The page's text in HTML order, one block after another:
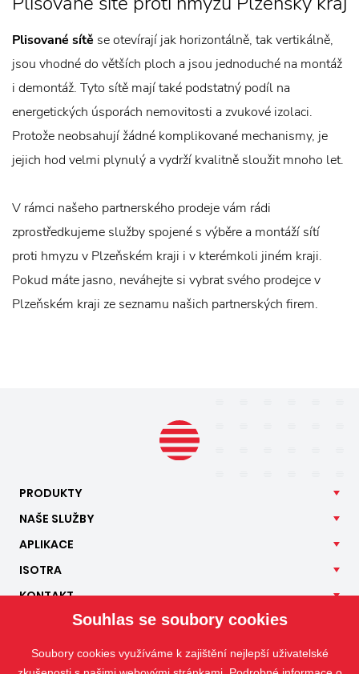
Plisované sítě se otevírají jak horizontálně, tak vertikálně,
jsou vhodné do větších ploch a jsou jednoduché na montáž
i demontáž. Tyto sítě mají také podstatný podíl na
energetických úsporách nemovitosti a zvukové izolaci.
Protože neobsahují žádné komplikované mechanismy, je
jejich hod velmi plynulý a vydrží kvalitně sloužit mnoho let.
V rámci našeho partnerského prodeje vám rádi
zprostředkujeme služby spojené s výběre a montáží sítí
proti hmyzu v Plzeňském kraji i v kterémkoli jiném kraji.
Pokud máte jasno, neváhejte si vybrat svého prodejce v
Plzeňském kraji ze seznamu našich partnerských firem.
PRODUKTY
NAŠE SLUŽBY
APLIKACE
ISOTRA
KONTAKT
Souhlas se soubory cookies
Soubory cookies využíváme k zajištění nejlepší uživatelské